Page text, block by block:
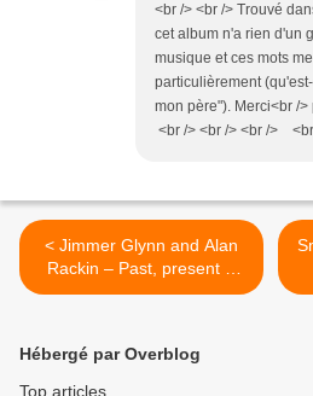
<br /> <br /> Trouvé
cet album n'a rien d'un
musique et ces mots
particulièrement
mon père"). Merci<br />
<br /> <br /> <br />
< Jimmer Glynn and Alan
Rackin – Past, present &
future (2013)
Hébergé par Overblog
Top articles